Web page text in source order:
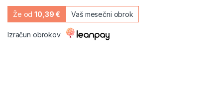
Že od10,39 € Vaš mesečni obrok
Izračun obrokov